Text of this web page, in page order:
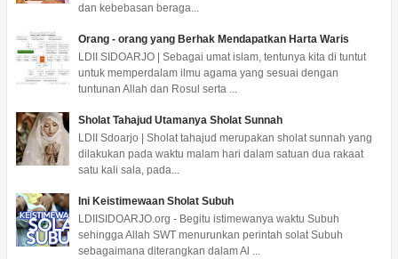
dan kebebasan beraga...
Orang - orang yang Berhak Mendapatkan Harta Waris
LDII SIDOARJO | Sebagai umat islam, tentunya kita di tuntut
untuk memperdalam ilmu agama yang sesuai dengan
tuntunan Allah dan Rosul serta ...
Sholat Tahajud Utamanya Sholat Sunnah
LDII Sdoarjo | Sholat tahajud merupakan sholat sunnah yang
dilakukan pada waktu malam hari dalam satuan dua rakaat
satu kali sala, pada...
Ini Keistimewaan Sholat Subuh
LDIISIDOARJO.org - Begitu istimewanya waktu Subuh
sehingga Allah SWT menurunkan perintah solat Subuh
sebagaimana diterangkan dalam Al ...